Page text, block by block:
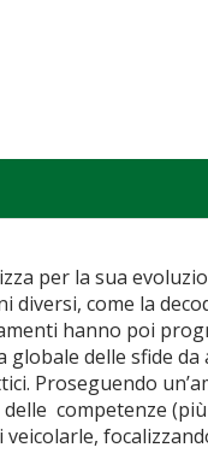
per la sua
diversi, come la
hanno poi
globale delle sfide
Proseguendo
competenze